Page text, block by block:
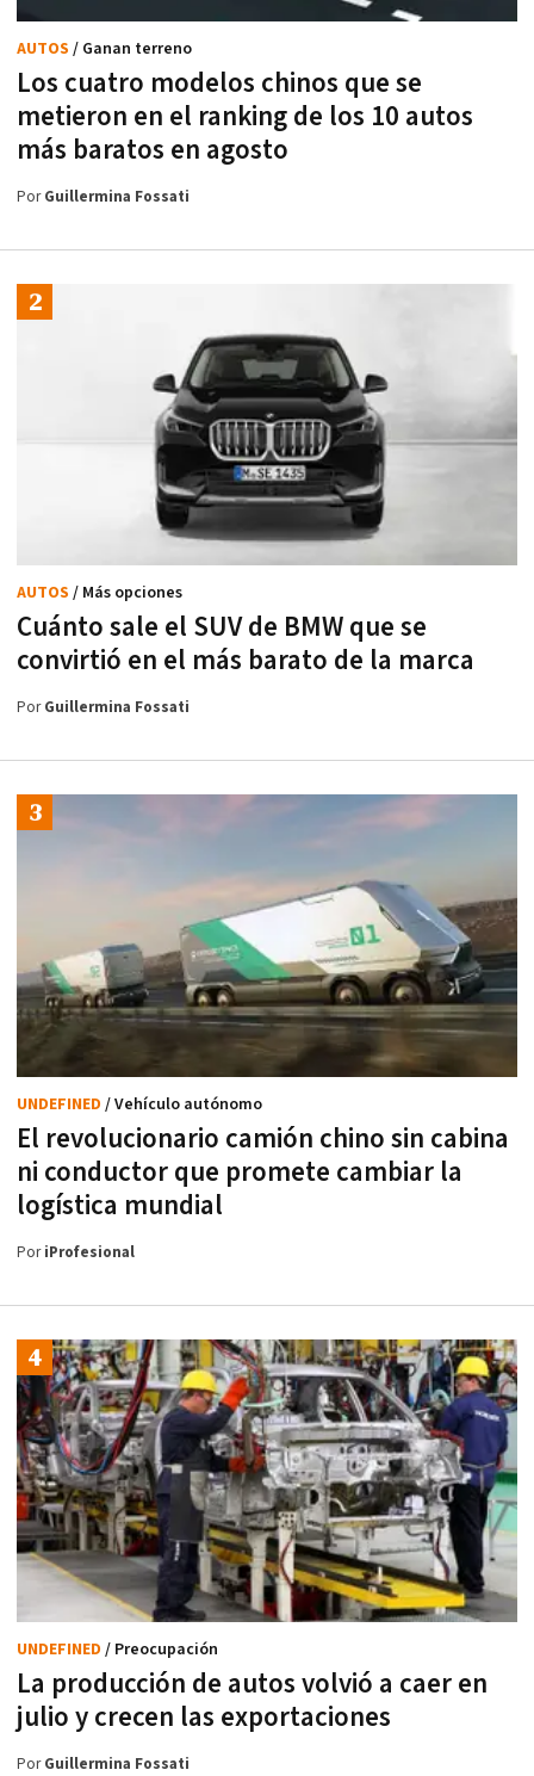
Los cuatro modelos chinos que se
metieron en el ranking de los 10 autos
más baratos en agosto
AUTOS / Ganan terreno
PorGuillermina Fossati
Cuánto sale el SUV de BMW que se
convirtió en el más barato de la marca
AUTOS / Más opciones
PorGuillermina Fossati
El revolucionario camión chino sin cabina
ni conductor que promete cambiar la
logística mundial
UNDEFINED / Vehículo autónomo
PoriProfesional
La producción de autos volvió a caer en
julio y crecen las exportaciones
UNDEFINED / Preocupación
PorGuillermina Fossati